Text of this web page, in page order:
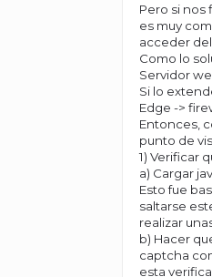
Pero si nos
es muy
acceder
Como lo
Servidor
Si lo
Edge ->
Entonces,
punto de
1) Verificar
a) Cargar
Esto fue
saltarse
realizar
b) Hacer
captcha
esta